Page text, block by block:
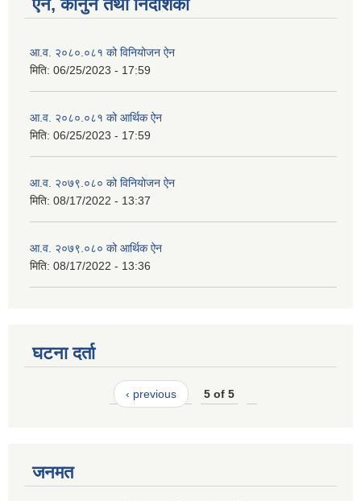
ऐन, कानुन तथा निर्देशिका
आ.व. २०८०.०८१ को विनियोजन ऐन
मिति: 06/25/2023 - 17:59
आ.व. २०८०.०८१ को आर्थिक ऐन
मिति: 06/25/2023 - 17:59
आ.व. २०७९.०८० को विनियोजन ऐन
मिति: 08/17/2022 - 13:37
आ.व. २०७९.०८० को आर्थिक ऐन
मिति: 08/17/2022 - 13:36
घटना दर्ता
‹ previous 5 of 5
जनमत